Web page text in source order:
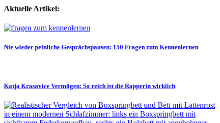
Aktuelle Artikel:
Nie wieder peinliche Gesprächspausen: 150 Fragen zum Kennenlernen
Katja Krasavice Vermögen: So reich ist die Rapperin wirklich